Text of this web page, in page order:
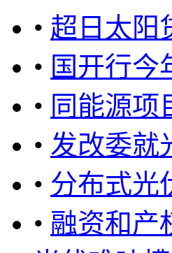
• 超日太阳
• 国开行今
• 同能源项
• 发改委就
• 分布式光
• 融资和产